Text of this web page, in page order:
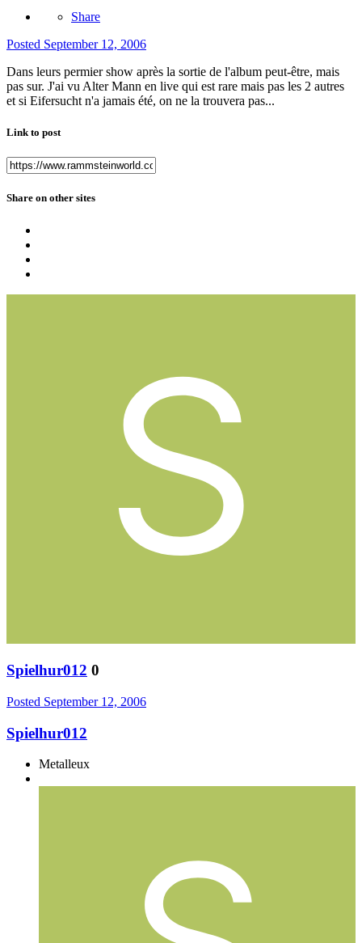
Share
Posted September 12, 2006
Dans leurs permier show après la sortie de l'album peut-être, mais
pas sur. J'ai vu Alter Mann en live qui est rare mais pas les 2 autres
et si Eifersucht n'a jamais été, on ne la trouvera pas...
Link to post
Share on other sites
Spielhur012 0
Posted September 12, 2006
Spielhur012
Metalleux